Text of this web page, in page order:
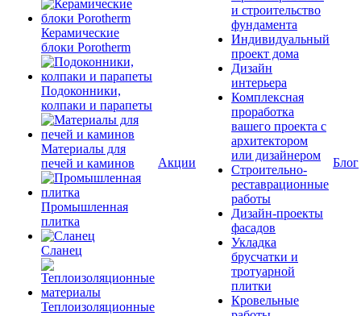
Керамические
блоки Porotherm
Подоконники,
колпаки и парапеты
Материалы для
печей и каминов
Промышленная
плитка
Сланец
Теплоизоляционные
Акции
и строительство
фундамента
Индивидуальный
проект дома
Дизайн
интерьера
Комплексная
проработка
вашего проекта с
архитектором
или дизайнером
Строительно-
реставрационные
работы
Дизайн-проекты
фасадов
Укладка
брусчатки и
тротуарной
плитки
Кровельные
Блог